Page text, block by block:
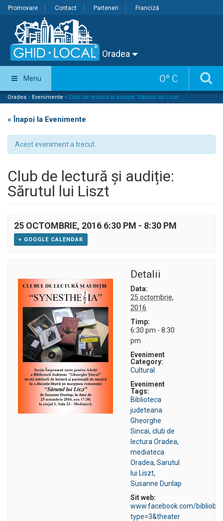
Promovare Contact Parteneri Franciză
Oradea
0° C
Menu
Oradea » Evenimente » Club de lectură și audiție: Sărutul lui Liszt
« Înapoi la Evenimente
Acest eveniment a trecut.
Club de lectură și audiție:
Sărutul lui Liszt
25 OCTOMBRIE, 2016 6:30 PM - 8:30 PM
+ GOOGLE CALENDAR
Detalii
Data:
25 octombrie,
2016
Timp:
6:30 pm - 8:30
pm
Eveniment
Category:
Cultural
Eveniment
Tags:
Biblioteca
judeteana
Gheorghe
Sincai, club de
lectura Oradea,
mediateca
Oradea, Sarutul
lui Liszt,
Susanne Dunlap
Sit web:
www.facebook.com/
type=3&theater